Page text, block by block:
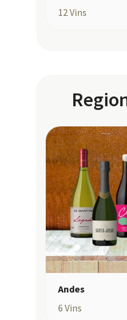
12Vins
Andes
6 Vins